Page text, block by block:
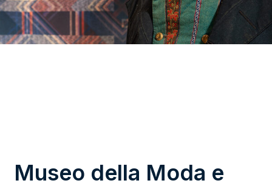
Museo della Moda e